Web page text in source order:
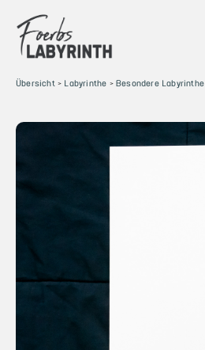
Inhalt
springen
Übersicht > Labyrinthe > Besondere Labyrinthe